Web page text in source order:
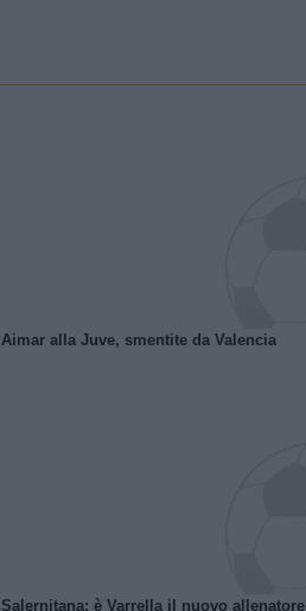
Aimar alla Juve, smentite da Valencia
Salernitana: è Varrella il nuovo allenatore